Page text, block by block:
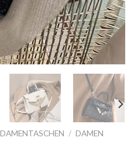
DAMENTASCHEN / DAMEN